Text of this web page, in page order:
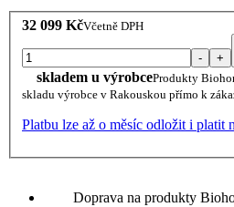
32 099 KčVčetně DPH
- +
skladem u výrobceProdukty
skladu výrobce v Rakouskou přímo k
Platbu lze až o měsíc odložit i platit
Doprava na produkty